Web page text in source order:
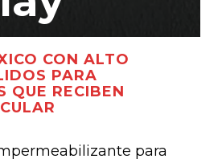
CON ALTO
PARA
QUE RECIBEN
para